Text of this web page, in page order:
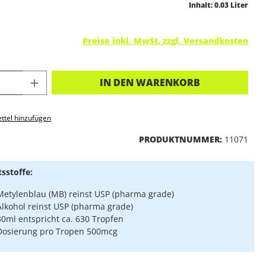
Inhalt:0.03 Liter
Preise inkl. MwSt. zzgl. Versandkosten
ANZAHL: GIB DEN
IN DEN WARENKORB
hinzufügen
PRODUKTNUMMER: 11071
(MB) reinst USP (pharma grade)
reinst USP (pharma grade)
entspricht ca. 630 Tropfen
pro Tropen 500mcg